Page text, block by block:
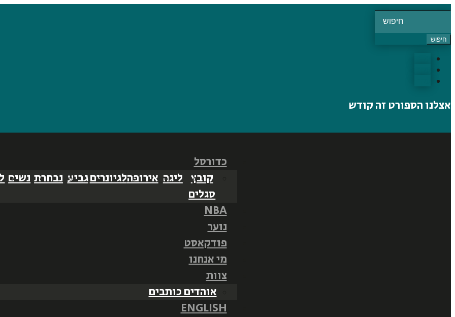
אצלנו הספורט זה קודש
כדורסל
קובץ
סגלים
ליגה אירופהלגיונריםגביע נבחרת נשים
NBA
נוער
פודקאסט
מי אנחנו
צוות
אוהדים כותבים
ENGLISH